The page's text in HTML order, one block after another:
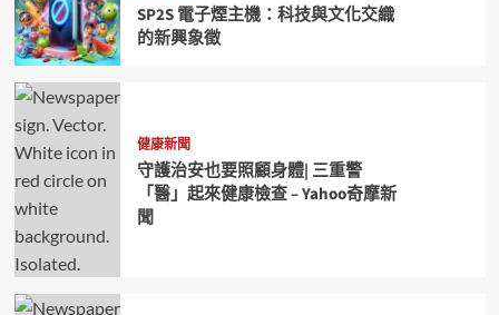
SP2S 電子煙主機：科技與文化交織
的新興象徵
健康新聞
守護治安也要照顧身體| 三重警
「醫」起來健康檢查 – Yahoo奇摩新
聞